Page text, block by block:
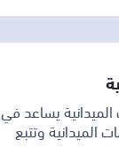
الميدانية يساعد في
الميدانية وتتبع